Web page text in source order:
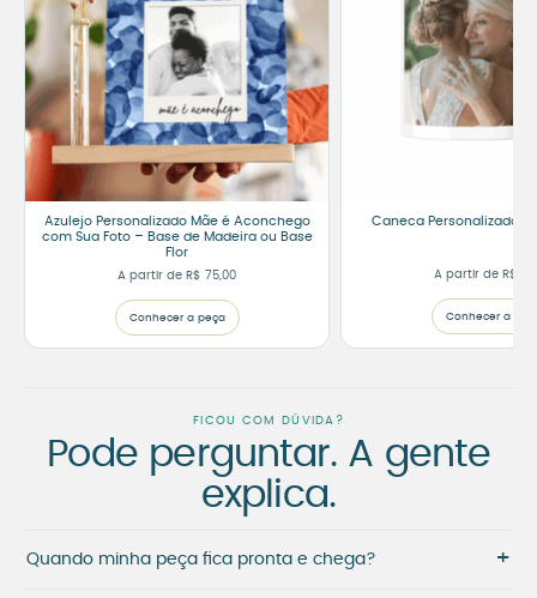
Azulejo Personalizado Mãe é Aconchego
com Sua Foto – Base de Madeira ou Base
Flor
A partir de R$ 75,00
Conhecer a peça
Caneca Personalizada
A partir de R$
Conhecer a
FICOU COM DÚVIDA?
Pode perguntar. A gente
explica.
Quando minha peça fica pronta e chega? +